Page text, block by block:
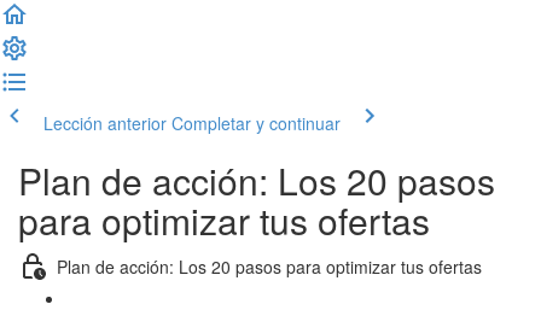
Lección anterior Completar y continuar
Plan de acción: Los 20 pasos
para optimizar tus ofertas
Plan de acción: Los 20 pasos para optimizar tus ofertas